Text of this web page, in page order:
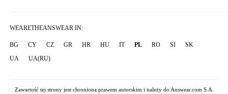
WEARETHEANSWEAR IN:
BG CY CZ GR HR HU IT PL RO SI
SK
UA
UA(RU)
Zawartość tej strony jest chroniona prawem autorskim i należy do Answear.com S.A.